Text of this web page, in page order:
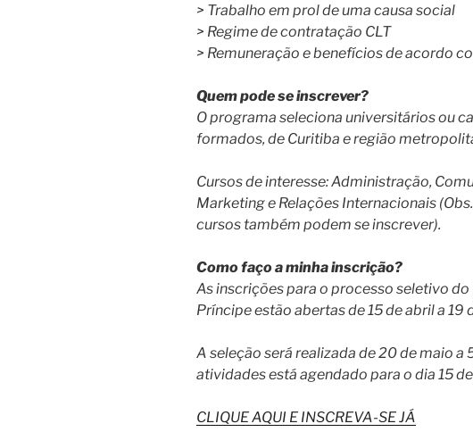
> Trabalho em prol de uma causa social
> Regime de contratação CLT
> Remuneração e benefícios de acordo
Quem pode se inscrever?
O programa seleciona universitários ou
formados, de Curitiba e região
Cursos de interesse: Administração,
Marketing e Relações Internacionais
cursos também podem se inscrever).
Como faço a minha inscrição?
As inscrições para o processo seletivo
Príncipe estão abertas de 15 de abril a 19
A seleção será realizada de 20 de maio a
atividades está agendado para o dia 15
CLIQUE AQUI E INSCREVA-SE JÁ